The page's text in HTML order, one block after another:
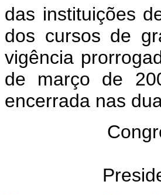
das instituições
dos cursos de
vigência
de março de
encerrada nas